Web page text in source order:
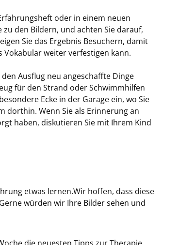
oder in einem neuen
zu den Bildern, und achten Sie darauf,
Sie das Ergebnis Besuchern, damit
weiter verfestigen kann.
Ausflug neu angeschaffte Dinge
für den Strand oder Schwimmhilfen
Ecke in der Garage ein, wo Sie
dorthin. Wenn Sie als Erinnerung an
haben, diskutieren Sie mit Ihrem Kind
etwas lernen.Wir hoffen, dass diese
würden wir Ihre Bilder sehen und
die neuesten Tipps zur Therapie